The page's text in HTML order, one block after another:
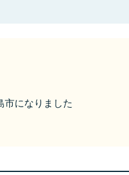
市になりました